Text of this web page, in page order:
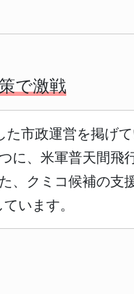
で激戦
た市政運営を掲げ
に、米軍普天間飛
、クミコ候補の支
います。